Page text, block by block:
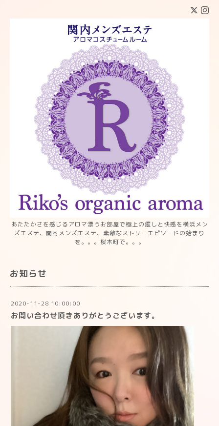
あたたかさを感じるアロマ漂うお部屋で極上の癒しと快感を横浜メン
ズエステ、関内メンズエステ、素敵なストリーエピソードの始まり
を。。。桜木町で。。。
お知らせ
2020-11-28 10:00:00
お問い合わせ頂きありがとうございます。